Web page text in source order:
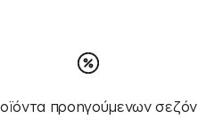
προηγούμενων σεζόν